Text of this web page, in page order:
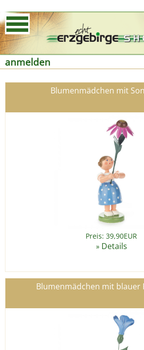
anmelden
Blumenmädchen mit
Preis: 39,90EUR
» Details
Blumenmädchen mit blauer